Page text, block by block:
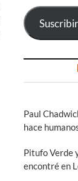
Suscribir
Paul
hace
Pitufo Verde
encontré en